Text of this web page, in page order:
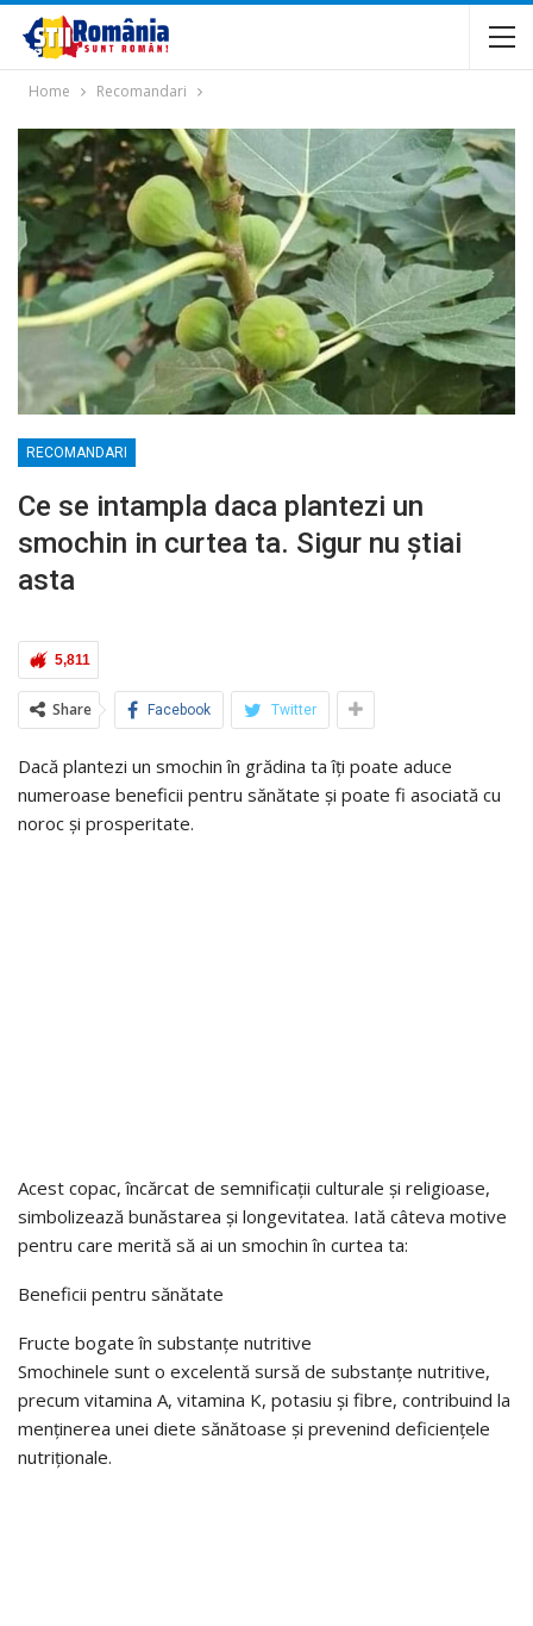
Home Recomandari
RECOMANDARI
Ce se intampla daca plantezi un
smochin in curtea ta. Sigur nu știai
asta
5,811
Share Facebook Twitter
Dacă plantezi un smochin în grădina ta îți poate aduce
numeroase beneficii pentru sănătate și poate fi asociată cu
noroc și prosperitate.
Acest copac, încărcat de semnificații culturale și religioase,
simbolizează bunăstarea și longevitatea. Iată câteva motive
pentru care merită să ai un smochin în curtea ta:
Beneficii pentru sănătate
Fructe bogate în substanțe nutritive
Smochinele sunt o excelentă sursă de substanțe nutritive,
precum vitamina A, vitamina K, potasiu și fibre, contribuind la
menținerea unei diete sănătoase și prevenind deficiențele
nutriționale.